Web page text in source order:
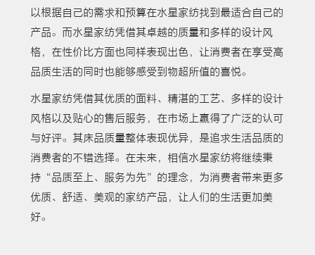
以根据自己的需求和预算在水星家纺找到最适合自己的
产品。而水星家纺凭借其卓越的质量和多样的设计风
格，在性价比方面也同样表现出色，让消费者在享受高
品质生活的同时也能够感受到物超所值的喜悦。
水星家纺凭借其优质的面料、精湛的工艺、多样的设计
风格以及贴心的售后服务，在市场上赢得了广泛的认可
与好评。其床品质量整体表现优异，是追求生活品质的
消费者的不错选择。在未来，相信水星家纺将继续秉
持“品质至上、服务为先”的理念，为消费者带来更多
优质、舒适、美观的家纺产品，让人们的生活更加美
好。